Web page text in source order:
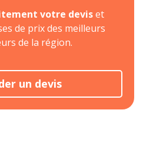
votre deviset
de prix des meilleurs
de la région.
un devis